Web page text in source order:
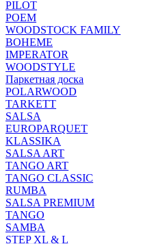
PILOT
POEM
WOODSTOCK FAMILY
BOHEME
IMPERATOR
WOODSTYLE
Паркетная доска
POLARWOOD
TARKETT
SALSA
EUROPARQUET
KLASSIKA
SALSA ART
TANGO ART
TANGO CLASSIC
RUMBA
SALSA PREMIUM
TANGO
SAMBA
STEP XL & L